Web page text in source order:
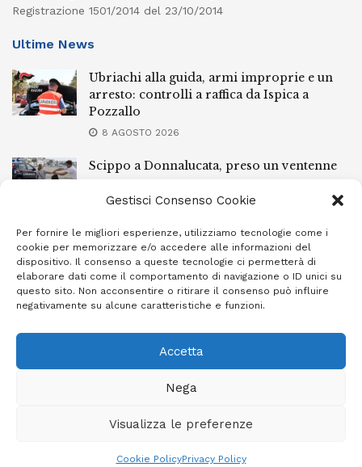
Gestisci Consenso Cookie
Per fornire le migliori esperienze, utilizziamo tecnologie come i
cookie per memorizzare e/o accedere alle informazioni del
dispositivo. Il consenso a queste tecnologie ci permetterà di
elaborare dati come il comportamento di navigazione o ID unici su
questo sito. Non acconsentire o ritirare il consenso può influire
negativamente su alcune caratteristiche e funzioni.
Accetta
Nega
Visualizza le preferenze
Cookie PolicyPrivacy Policy
Registrazione 1501/2014 del 23/10/2014
Ultime News
Ubriachi alla guida, armi improprie e un
arresto: controlli a raffica da Ispica a
Pozzallo
8 AGOSTO 2026
Scippo a Donnalucata, preso un ventenne
8 AGOSTO 2026
Ragusa, arrestato perché non rispettava le
prescrizioni di stare lontano dalla casa
familiare
7 AGOSTO 2026
Giornale Ibleo © 2023 - Powered byStudio Greco - Consulenza